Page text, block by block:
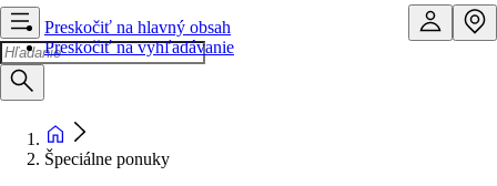
Preskočiť na hlavný obsah
Preskočiť na vyhľadávanie
Špeciálne ponuky